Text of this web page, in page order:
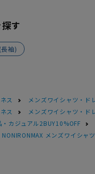
す
袖)
ス
メンズワイシャツ・ド
ス
メンズワイシャツ・ド
・カジュアル2BUY10%OFF
NONIRONMAX メンズワイシャ